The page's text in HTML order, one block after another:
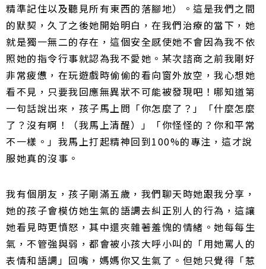
精準記住以及聽見所有東西的落腳地）。這是我們之間
的默契，久了之後她開始明白，在我們治療的當下，她
就是獨一無二的存在，這個安全感使她不會因為我不依
照她的指令行事就認為我不愛她。某次諮商之前我剛好
非常疲憊，在玩遊戲時偷偷的看向窗外放空，我心想她
看不見，只要我回應無異狀不可能被發現吧！哪知道第
一句話說出來，孩子馬上問「你怎麼了？」「什麼怎麼
了？沒有啊！（我馬上清醒）」「你怪怪的？你和平常
不一樣。」我馬上打起精神回到100%的專注，這才說
服她真的沒事。
我有個朋友，孩子剛滿五歲，我們聊天時她跟我分享，
她的孩子會模仿她生氣的語調去糾正別人的行為，這讓
她看見時更憤怒，其中還夾雜著羞愧的情緒。她每每生
氣，不管強與弱，都會被小孩大呼小叫的「用她罵人的
表情和語調」回嘴，媽媽你又生氣了。但她只覺得「惹